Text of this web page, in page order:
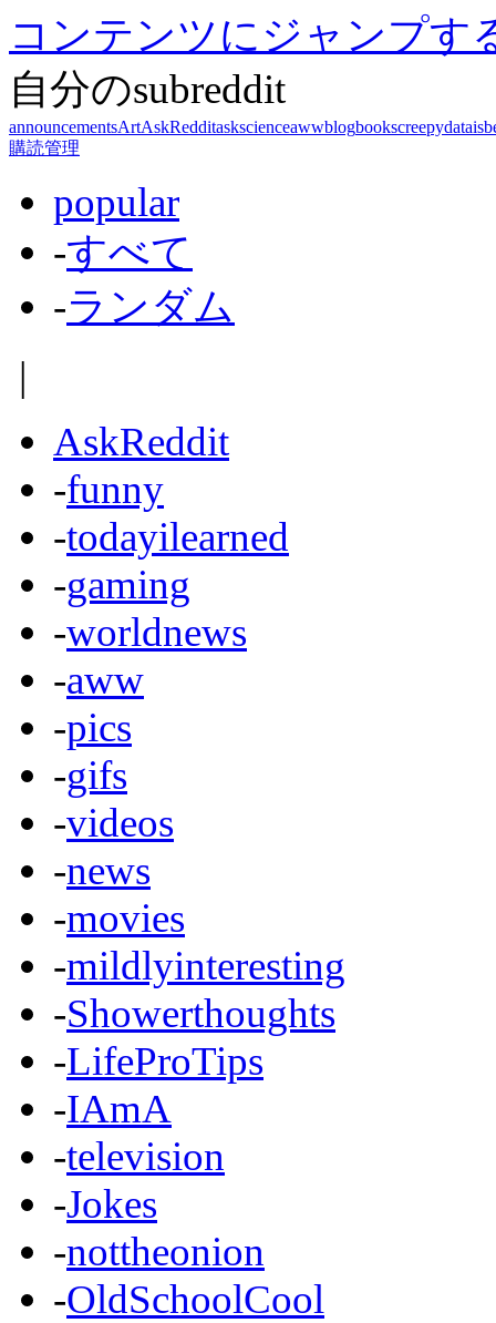
コンテンツにジャンプす
自分のsubreddit
announcementsArtAskRedditaskscienceawwblogbookscreepy
購読管理
popular
-すべて
-ランダム
|
AskReddit
-funny
-todayilearned
-gaming
-worldnews
-aww
-pics
-gifs
-videos
-news
-movies
-mildlyinteresting
-Showerthoughts
-LifeProTips
-IAmA
-television
-Jokes
-nottheonion
-OldSchoolCool